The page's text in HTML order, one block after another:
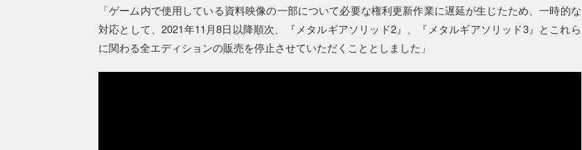
「ゲーム内で使用している資料映像の一部について必要な権利更新作業に遅延が生じたため、一時的な
対応として、2021年11月8日以降順次、『メタルギアソリッド2』、『メタルギアソリッド3』とこれら
に関わる全エディションの販売を停止させていただくこととしました」